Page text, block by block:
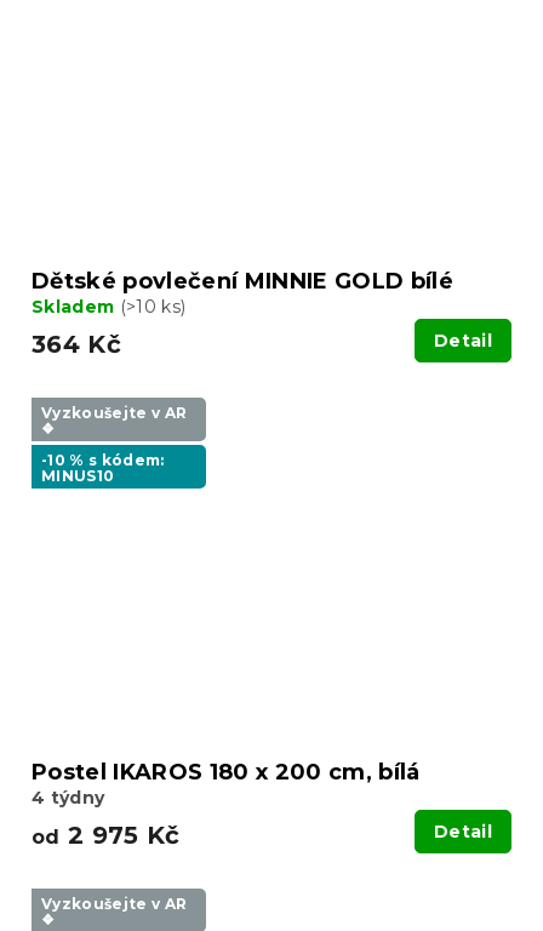
Dětské povlečení MINNIE GOLD bílé
Skladem (>10 ks)
364 Kč Detail
Vyzkoušejte v AR
❖
-10 % s kódem:
MINUS10
Postel IKAROS 180 x 200 cm, bílá
4 týdny
od 2 975 Kč Detail
Vyzkoušejte v AR
❖